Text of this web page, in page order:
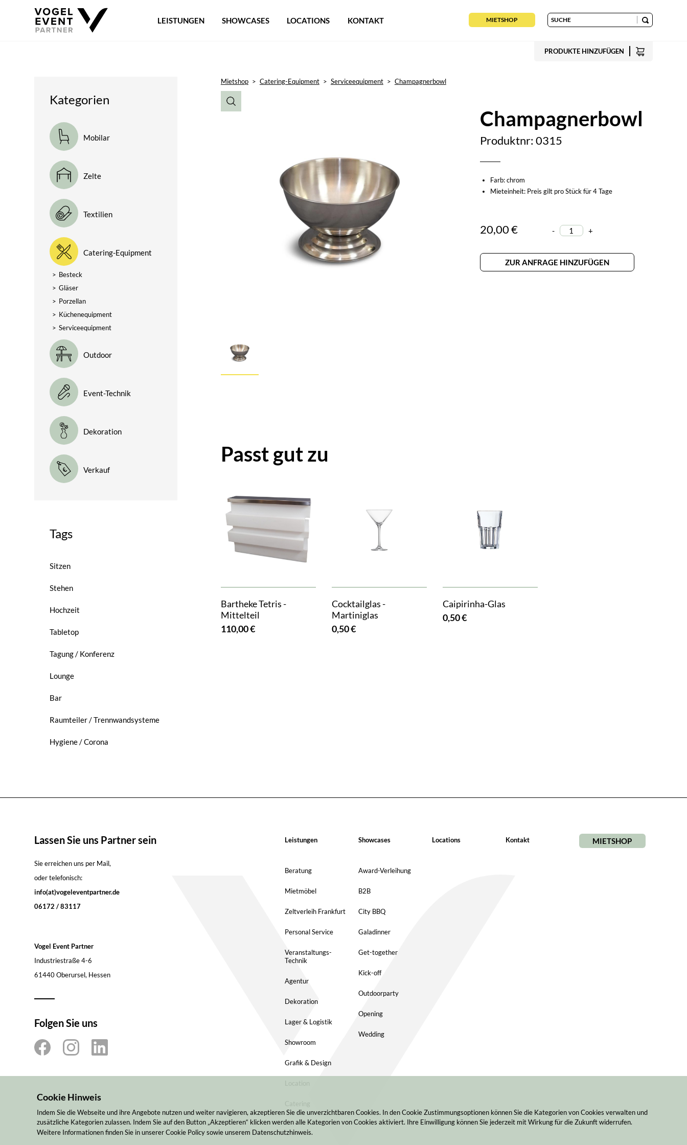
LEISTUNGEN SHOWCASES LOCATIONS KONTAKT MIETSHOP
PRODUKTE HINZUFÜGEN
Kategorien
Mobilar
Zelte
Textilien
Catering-Equipment
> Besteck
> Gläser
> Porzellan
> Küchenequipment
> Serviceequipment
Outdoor
Event-Technik
Dekoration
Verkauf
Tags
Sitzen
Stehen
Hochzeit
Tabletop
Tagung / Konferenz
Lounge
Bar
Raumteiler / Trennwandsysteme
Hygiene / Corona
Mietshop > Catering-Equipment > Serviceequipment > Champagnerbowl
Champagnerbowl
Produktnr: 0315
Farb: chrom
Mieteinheit: Preis gilt pro Stück für 4 Tage
20,00 € - +
ZUR ANFRAGE HINZUFÜGEN
Passt gut zu
Bartheke Tetris -
Mittelteil
110,00 €
Cocktailglas -
Martiniglas
0,50 €
Caipirinha-Glas
0,50 €
Lassen Sie uns Partner sein
Sie erreichen uns per Mail,
oder telefonisch:
info(at)vogeleventpartner.de
06172 / 83117
Vogel Event Partner
Industriestraße 4-6
61440 Oberursel, Hessen
Folgen Sie uns
Leistungen
Beratung
Mietmöbel
Zeltverleih Frankfurt
Personal Service
Veranstaltungs-
Technik
Agentur
Dekoration
Lager & Logistik
Showroom
Grafik & Design
Location
Catering
Showcases
Award-Verleihung
B2B
City BBQ
Galadinner
Get-together
Kick-off
Outdoorparty
Opening
Wedding
Locations Kontakt MIETSHOP
Cookie Hinweis
Indem Sie die Webseite und ihre Angebote nutzen und weiter navigieren, akzeptieren Sie die unverzichtbaren Cookies. In den Cookie Zustimmungsoptionen können Sie die Kategorien von Cookies verwalten und
zusätzliche Kategorien zulassen. Indem Sie auf den Button „Akzeptieren“ klicken werden alle Kategorien von Cookies aktiviert. Ihre Einwilligung können Sie jederzeit mit Wirkung für die Zukunft widerrufen.
Weitere Informationen finden Sie in unserer Cookie Policy sowie unserem Datenschutzhinweis.